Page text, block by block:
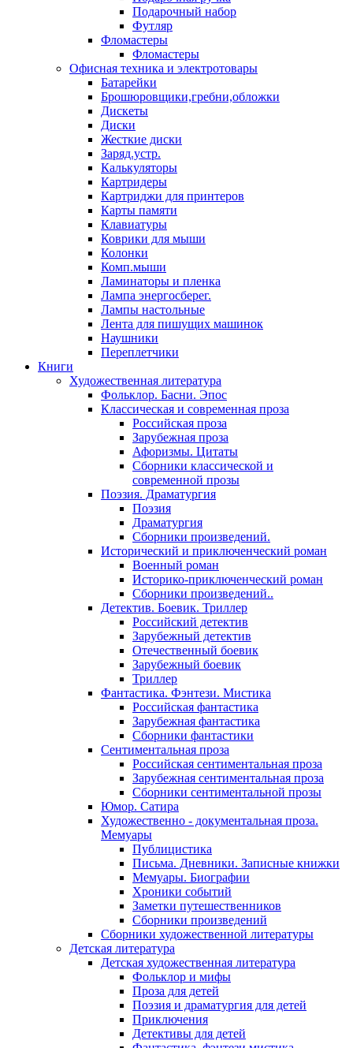
Подарочный набор
Футляр
Фломастеры
Фломастеры
Офисная техника и электротовары
Батарейки
Брошюровщики,гребни,обложки
Дискеты
Диски
Жесткие диски
Заряд.устр.
Калькуляторы
Картридеры
Картриджи для принтеров
Карты памяти
Клавиатуры
Коврики для мыши
Колонки
Комп.мыши
Ламинаторы и пленка
Лампа энергосберег.
Лампы настольные
Лента для пишущих машинок
Наушники
Переплетчики
Книги
Художественная литература
Фольклор. Басни. Эпос
Классическая и современная проза
Российская проза
Зарубежная проза
Афоризмы. Цитаты
Сборники классической и
современной прозы
Поэзия. Драматургия
Поэзия
Драматургия
Сборники произведений.
Исторический и приключенческий роман
Военный роман
Историко-приключенческий роман
Сборники произведений..
Детектив. Боевик. Триллер
Российский детектив
Зарубежный детектив
Отечественный боевик
Зарубежный боевик
Триллер
Фантастика. Фэнтези. Мистика
Российская фантастика
Зарубежная фантастика
Сборники фантастики
Сентиментальная проза
Российская сентиментальная проза
Зарубежная сентиментальная проза
Сборники сентиментальной прозы
Юмор. Сатира
Художественно - документальная проза.
Мемуары
Публицистика
Письма. Дневники. Записные книжки
Мемуары. Биографии
Хроники событий
Заметки путешественников
Сборники произведений
Сборники художественной литературы
Детская литература
Детская художественная литература
Фольклор и мифы
Проза для детей
Поэзия и драматургия для детей
Приключения
Детективы для детей